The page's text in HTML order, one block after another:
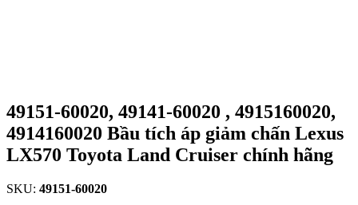
49151-60020, 49141-60020 , 4915160020,
4914160020 Bầu tích áp giảm chấn Lexus
LX570 Toyota Land Cruiser chính hãng
SKU: 49151-60020